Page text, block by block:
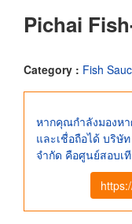
Pichai
Category : Fish
หากคุณกำลังมองห
และเชื่อถือได้ บริษั
จำกัด คือศูนย์สอบเ